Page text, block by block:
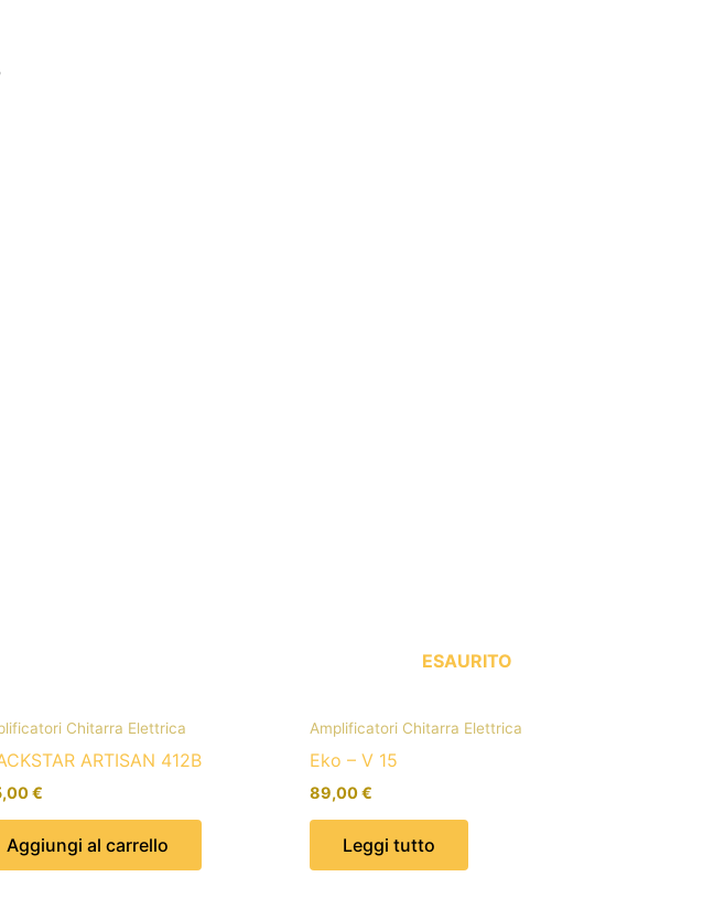
Chitarra Elettrica
ARTISAN 412B
€
Aggiungi al carrello
ESAURITO
Amplificatori Chitarra Elettrica
Eko – V 15
89,00€
Leggi tutto